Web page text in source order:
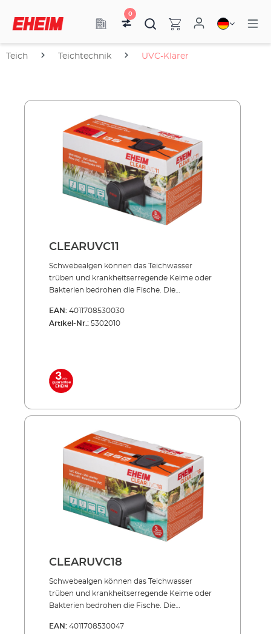
0
Teich Teichtechnik UVC-Klärer
CLEARUVC11
Schwebealgen können das Teich­­wasser
trüben und krankheits­erregende Keime oder
Bakterien bedrohen die Fische. Die
Fällen hocheffizient für Abhilfe: Die spezielle
UV-Strahlung bekämpft gezielt, was den
Inklusive hochwertiger UVC-Lampe mit
langer Lebensdauer Niedriger
Außenbehälter aus stoßfestem und UV-
einzeln einsetzbar als auch in Verbindung mit
PRESS und LOOP Teichfilter-Sets
Lieferumfang: UVC-Lampe 2 Anschlussdüsen
5 m Netzkabel
EAN: 4011708530030
Artikel-Nr.: 5302010
CLEARUVC18
Schwebealgen können das Teich­­wasser
trüben und krankheits­erregende Keime oder
Bakterien bedrohen die Fische. Die
Fällen hocheffizient für Abhilfe: Die spezielle
EAN: 4011708530047